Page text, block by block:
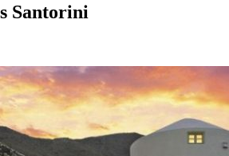
Santorini